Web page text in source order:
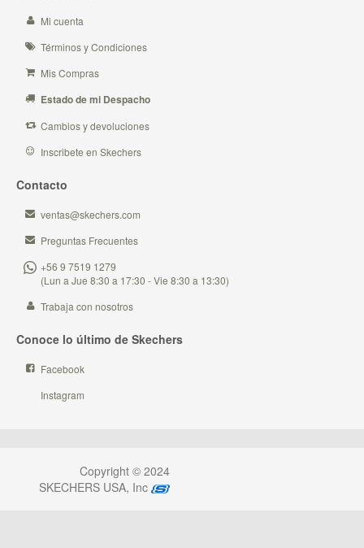
Mi cuenta
Términos y Condiciones
Mis Compras
Estado de mi Despacho
Cambios y devoluciones
Inscribete en Skechers
Contacto
ventas@skechers.com
Preguntas Frecuentes
+56 9 7519 1279
(Lun a Jue 8:30 a 17:30 - Vie 8:30 a 13:30)
Trabaja con nosotros
Conoce lo último de Skechers
Facebook
Instagram
Copyright © 2024
SKECHERS USA, Inc